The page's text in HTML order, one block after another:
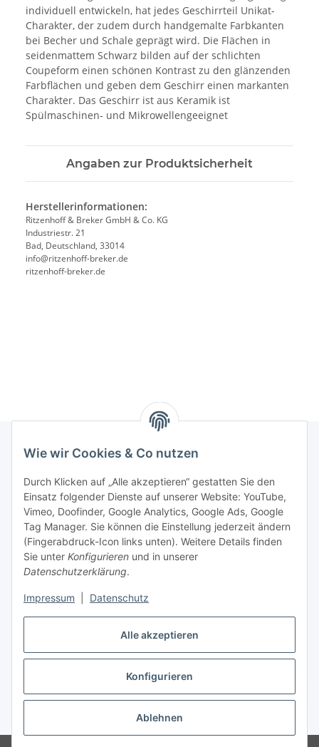
Alle akzeptieren
Konfigurieren
Ablehnen
Wie wir Cookies & Co nutzen
Durch Klicken auf „Alle akzeptieren“ gestatten Sie den
Einsatz folgender Dienste auf unserer Website: YouTube,
Vimeo, Doofinder, Google Analytics, Google Ads, Google
Tag Manager. Sie können die Einstellung jederzeit ändern
(Fingerabdruck-Icon links unten). Weitere Details finden
Sie unter Konfigurieren und in unserer
Datenschutzerklärung.
Impressum Datenschutz
individuell entwickeln, hat jedes Geschirrteil Unikat-
Charakter, der zudem durch handgemalte Farbkanten
bei Becher und Schale geprägt wird. Die Flächen in
seidenmattem Schwarz bilden auf der schlichten
Coupeform einen schönen Kontrast zu den glänzenden
Farbflächen und geben dem Geschirr einen markanten
Charakter. Das Geschirr ist aus Keramik ist
Spülmaschinen- und Mikrowellengeeignet
Angaben zur Produktsicherheit
Herstellerinformationen:
Ritzenhoff & Breker GmbH & Co. KG
Industriestr. 21
Bad, Deutschland, 33014
info@ritzenhoff-breker.de
ritzenhoff-breker.de
Rechtliches
Allgemeines
Firma
Vertrag widerrufen
* Alle Preise inkl. gesetzlicher USt., zzgl.Versand